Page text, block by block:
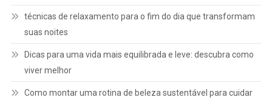
técnicas de relaxamento para o fim do dia que transformam
suas noites
Dicas para uma vida mais equilibrada e leve: descubra como
viver melhor
Como montar uma rotina de beleza sustentável para cuidar